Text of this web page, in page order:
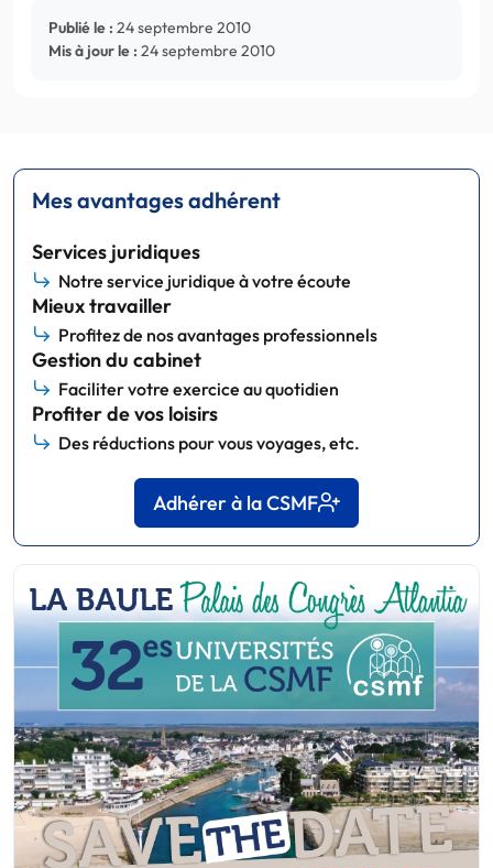
Publié le : 24 septembre 2010
Mis à jour le : 24 septembre 2010
Mes avantages adhérent
Services juridiques
Notre service juridique à votre écoute
Mieux travailler
Profitez de nos avantages professionnels
Gestion du cabinet
Faciliter votre exercice au quotidien
Profiter de vos loisirs
Des réductions pour vous voyages, etc.
Adhérer à la CSMF